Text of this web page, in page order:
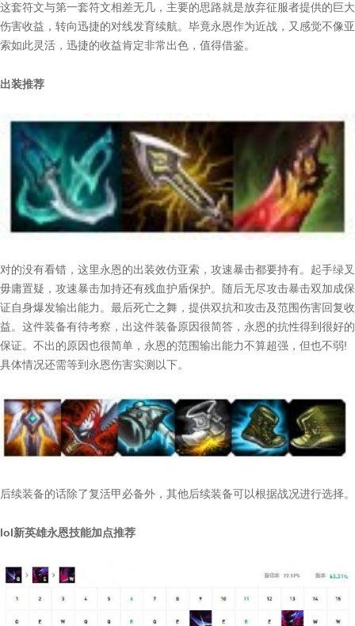
这套符文与第一套符文相差无几，主要的思路就是放弃征服者提供的巨大
伤害收益，转向迅捷的对线发育续航。毕竟永恩作为近战，又感觉不像亚
索如此灵活，迅捷的收益肯定非常出色，值得借鉴。
出装推荐
对的没有看错，这里永恩的出装效仿亚索，攻速暴击都要持有。起手绿叉
毋庸置疑，攻速暴击加持还有残血护盾保护。随后无尽攻击暴击双加成保
证自身爆发输出能力。最后死亡之舞，提供双抗和攻击及范围伤害回复收
益。这件装备有待考察，出这件装备原因很简答，永恩的抗性得到很好的
保证。不出的原因也很简单，永恩的范围输出能力不算超强，但也不弱!
具体情况还需等到永恩伤害实测以下。
后续装备的话除了复活甲必备外，其他后续装备可以根据战况进行选择。
lol新英雄永恩技能加点推荐